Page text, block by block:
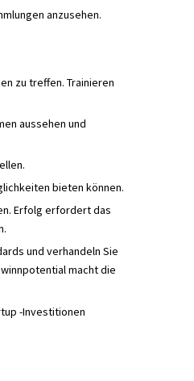
anzusehen.
zu treffen. Trainieren
aussehen und
bieten können.
Erfolg erfordert das
und verhandeln Sie
macht die
-Investitionen